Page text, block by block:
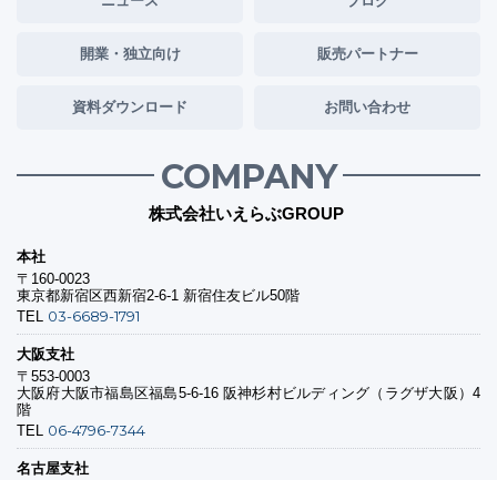
開業・独立向け 販売パートナー
資料ダウンロード お問い合わせ
COMPANY
株式会社いえらぶGROUP
本社
〒160-0023
東京都新宿区西新宿2-6-1 新宿住友ビル50階
TEL 03-6689-1791
大阪支社
〒553-0003
大阪府大阪市福島区福島5-6-16 阪神杉村ビルディング（ラグザ大阪）4
階
TEL 06-4796-7344
名古屋支社